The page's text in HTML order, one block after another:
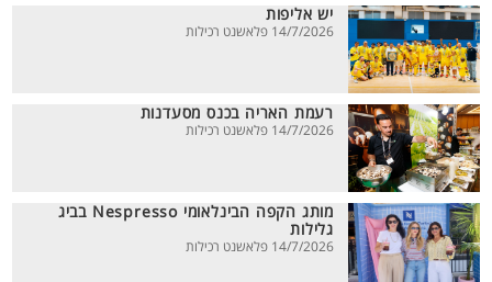
יש אליפות
14/7/2026 פלאשנט רכילות
רעמת האריה בכנס מסעדנות
14/7/2026 פלאשנט רכילות
מותג הקפה הבינלאומי Nespresso בביג
גלילות
14/7/2026 פלאשנט רכילות